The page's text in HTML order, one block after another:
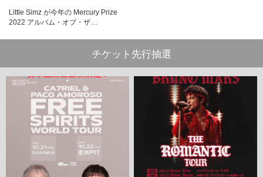
Little Simz が今年の Mercury Prize
2022 アルバム・オブ・ザ…
チケット先行抽選